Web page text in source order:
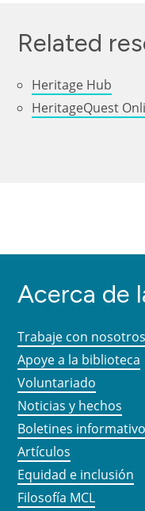
Related
Heritage Hub
HeritageQuest
Acerca de
Trabaje con nosotros
Apoye a la biblioteca
Voluntariado
Noticias y hechos
Boletines
Artículos
Equidad e inclusión
Filosofía MCL